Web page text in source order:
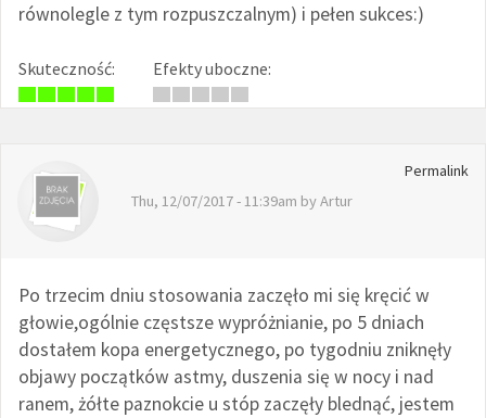
równolegle z tym rozpuszczalnym) i pełen sukces:)
Skuteczność: Efekty uboczne:
Permalink
Thu, 12/07/2017 - 11:39am byArtur
Po trzecim dniu stosowania zaczęło mi się kręcić w
głowie,ogólnie częstsze wypróżnianie, po 5 dniach
dostałem kopa energetycznego, po tygodniu zniknęły
objawy początków astmy, duszenia się w nocy i nad
ranem, żółte paznokcie u stóp zaczęły blednąć, jestem